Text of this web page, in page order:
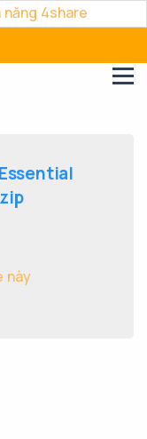
4share
này